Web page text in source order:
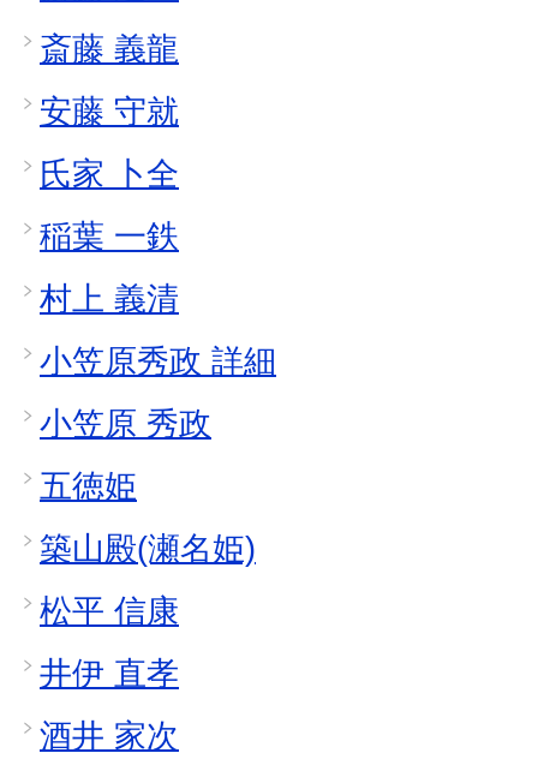
斎藤 義龍
安藤 守就
氏家 卜全
稲葉 一鉄
村上 義清
小笠原秀政 詳細
小笠原 秀政
五徳姫
築山殿(瀬名姫)
松平 信康
井伊 直孝
酒井 家次